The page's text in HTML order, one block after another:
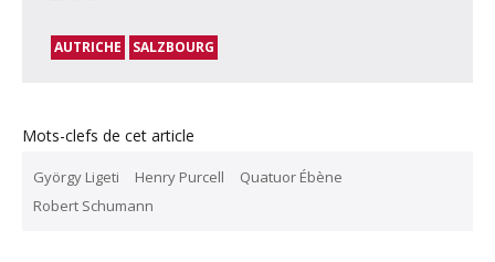
AUTRICHE SALZBOURG
Mots-clefs de cet article
György Ligeti Henry Purcell
Quatuor Ébène
Robert Schumann